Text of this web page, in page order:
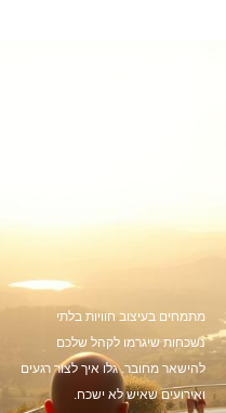
מתמחים בעיצוב חוויות בלתי
נשכחות שיגרמו לקהל שלכם
להישאר מחובר. גלו איך לצור רגעים
ואירועים שאיש לא ישכח.